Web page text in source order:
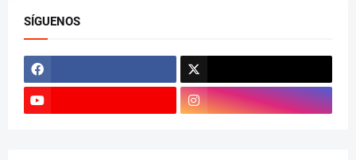
SÍGUENOS